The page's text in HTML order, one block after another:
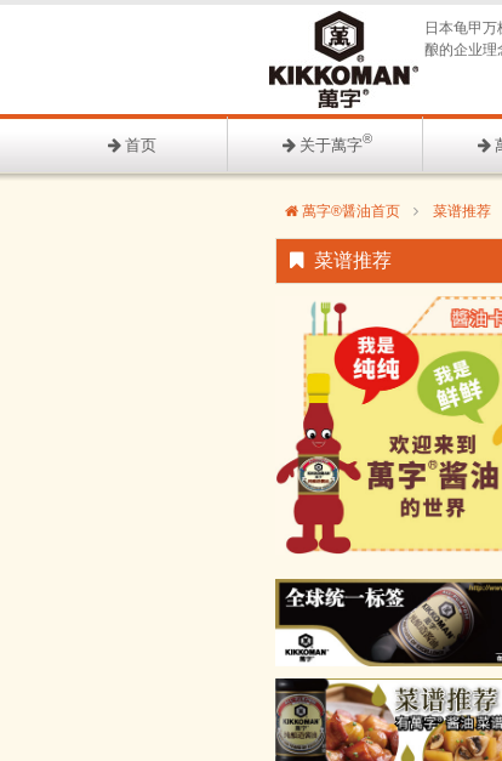
日本龟甲
酿的企业理
首页 关于萬字®
萬字®醤油首页 菜谱推荐
菜谱推荐